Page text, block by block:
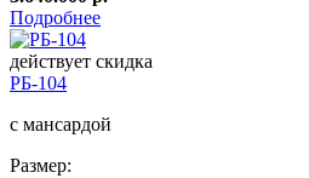
Подробнее
действует скидка
РБ-104
с мансардой
Размер: